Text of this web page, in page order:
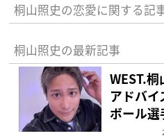
桐山照史の恋愛に関する記
桐山照史の最新記事
WEST.
アドバ
ボール選